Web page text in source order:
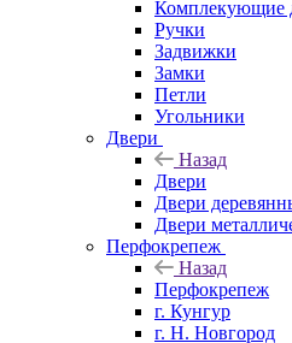
Комплекующие
Ручки
Задвижки
Замки
Петли
Угольники
Двери
Назад
Двери
Двери
Двери
Перфокрепеж
Назад
Перфокрепеж
г. Кунгур
г. Н. Новгород